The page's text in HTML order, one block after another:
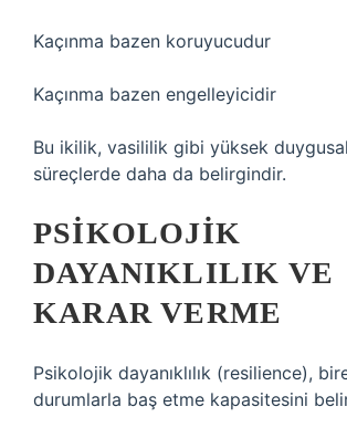
Kaçınma bazen koruyucudur
Kaçınma bazen engelleyicidir
Bu ikilik, vasililik gibi yüksek
süreçlerde daha da belirgindir.
PSIKOLOJIK
DAYANIKLILIK VE
KARAR VERME
Psikolojik dayanıklılık (resilience),
durumlarla baş etme kapasitesini